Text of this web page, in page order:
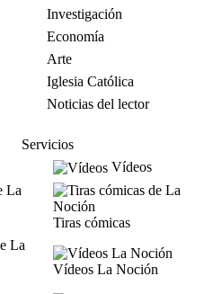
Investigación
Economía
Arte
Iglesia Católica
Noticias del lector
Servicios
Vídeos
Tiras cómicas
Vídeos La Noción